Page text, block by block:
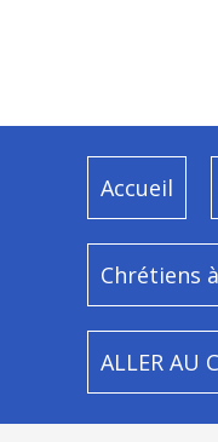
Accueil
Chrétiens
ALLER AU